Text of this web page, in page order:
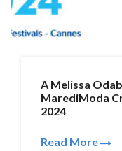
A Melissa
MarediModa
2024
Read More